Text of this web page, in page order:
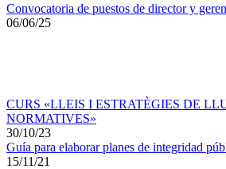
Convocatoria de puestos de director y
06/06/25
CURS «LLEIS I ESTRATÈGIES DE
NORMATIVES»
30/10/23
Guía para elaborar planes de integridad
15/11/21